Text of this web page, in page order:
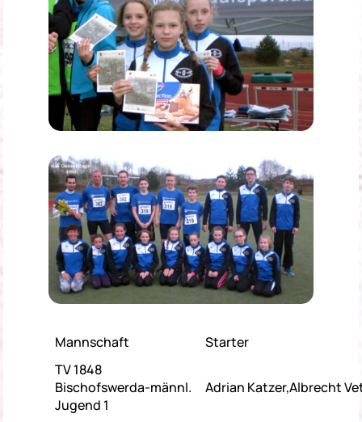
Mannschaft
Starter
TV 1848
Bischofswerda-männl.
Jugend 1
Adrian Katzer,Albrecht